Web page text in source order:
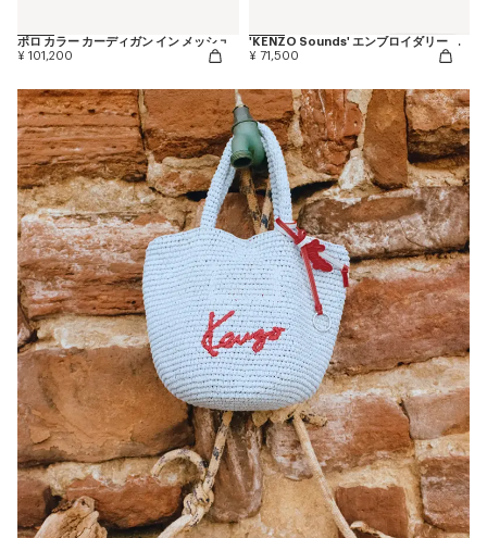
ポロ カラー カーディガン イン メッシュ
¥ 101,200
'KENZO Sounds' エンブロイダリー マリニエール Tシャツ イン ライト コットン
¥ 71,500